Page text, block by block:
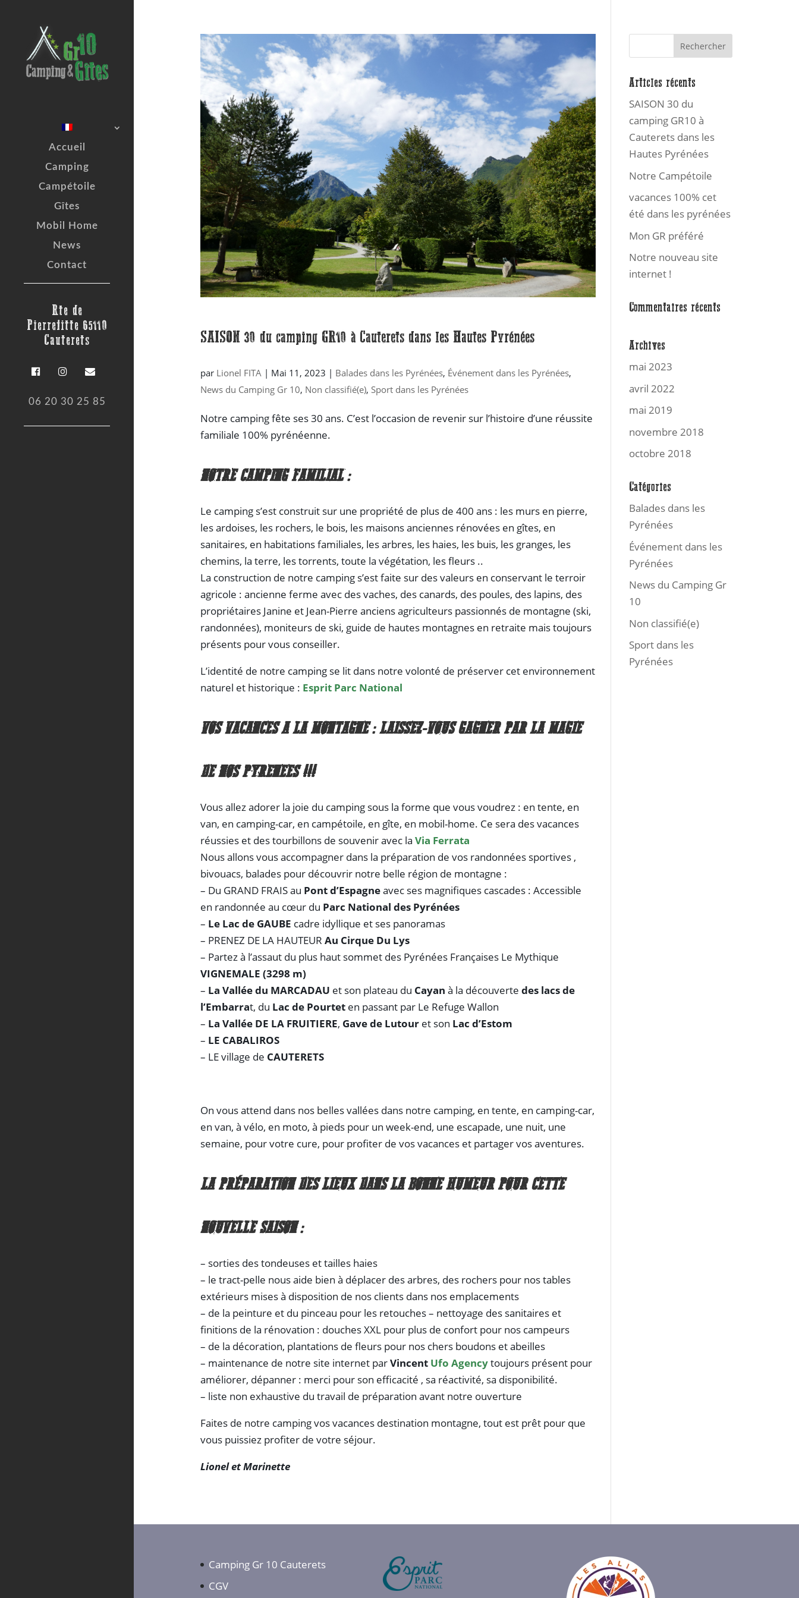
Accueil
Camping
Campétoile
Gîtes
Mobil Home
News
Contact
Rte de
Pierrefitte 65110
Cauterets
06 20 30 25 85
SAISON 30 du camping GR10 à Cauterets dans les Hautes Pyrénées
par Lionel FITA | Mai 11, 2023 | Balades dans les Pyrénées, Événement dans les Pyrénées,
News du Camping Gr 10, Non classifié(e), Sport dans les Pyrénées
Notre camping fête ses 30 ans. C’est l’occasion de revenir sur l’histoire d’une réussite
familiale 100% pyrénéenne.
NOTRE CAMPING FAMILIAL :
Le camping s’est construit sur une propriété de plus de 400 ans : les murs en pierre,
les ardoises, les rochers, le bois, les maisons anciennes rénovées en gîtes, en
sanitaires, en habitations familiales, les arbres, les haies, les buis, les granges, les
chemins, la terre, les torrents, toute la végétation, les fleurs ..
La construction de notre camping s’est faite sur des valeurs en conservant le terroir
agricole : ancienne ferme avec des vaches, des canards, des poules, des lapins, des
propriétaires Janine et Jean-Pierre anciens agriculteurs passionnés de montagne (ski,
randonnées), moniteurs de ski, guide de hautes montagnes en retraite mais toujours
présents pour vous conseiller.
L’identité de notre camping se lit dans notre volonté de préserver cet environnement
naturel et historique : Esprit Parc National
VOS VACANCES A LA MONTAGNE : LAISSEZ-VOUS GAGNER PAR LA MAGIE
DE NOS PYRENEES !!!
Vous allez adorer la joie du camping sous la forme que vous voudrez : en tente, en
van, en camping-car, en campétoile, en gîte, en mobil-home. Ce sera des vacances
réussies et des tourbillons de souvenir avec la Via Ferrata
Nous allons vous accompagner dans la préparation de vos randonnées sportives ,
bivouacs, balades pour découvrir notre belle région de montagne :
– Du GRAND FRAIS au Pont d’Espagneavec ses magnifiques cascades : Accessible
en randonnée au cœur du Parc National des Pyrénées
– Le Lac de GAUBE cadre idyllique et ses panoramas
– PRENEZ DE LA HAUTEUR Au Cirque Du Lys
– Partez à l’assaut du plus haut sommet des Pyrénées Françaises Le Mythique
VIGNEMALE (3298 m)
– La Vallée du MARCADAU et son plateau du Cayan à la découverte des lacs de
l’Embarrat, du Lac de Pourteten passant par Le Refuge Wallon
– La Vallée DE LA FRUITIERE, Gave de Lutouret son Lac d’Estom
– LE CABALIROS
– LE village de CAUTERETS
On vous attend dans nos belles vallées dans notre camping, en tente, en camping-car,
en van, à vélo, en moto, à pieds pour un week-end, une escapade, une nuit, une
semaine, pour votre cure, pour profiter de vos vacances et partager vos aventures.
LA PRÉPARATION DES LIEUX DANS LA BONNE HUMEUR POUR CETTE
NOUVELLE SAISON :
– sorties des tondeuses et tailles haies
– le tract-pelle nous aide bien à déplacer des arbres, des rochers pour nos tables
extérieurs mises à disposition de nos clients dans nos emplacements
– de la peinture et du pinceau pour les retouches – nettoyage des sanitaires et
finitions de la rénovation : douches XXL pour plus de confort pour nos campeurs
– de la décoration, plantations de fleurs pour nos chers boudons et abeilles
– maintenance de notre site internet parVincent Ufo Agencytoujours présent pour
améliorer, dépanner : merci pour son efficacité , sa réactivité, sa disponibilité.
– liste non exhaustive du travail de préparation avant notre ouverture
Faites de notre camping vos vacances destination montagne, tout est prêt pour que
vous puissiez profiter de votre séjour.
Lionel et Marinette
Articles récents
SAISON 30 du
camping GR10 à
Cauterets dans les
Hautes Pyrénées
Notre Campétoile
vacances 100% cet
été dans les pyrénées
Mon GR préféré
Notre nouveau site
internet !
Commentaires récents
Archives
mai 2023
avril 2022
mai 2019
novembre 2018
octobre 2018
Catégories
Balades dans les
Pyrénées
Événement dans les
Pyrénées
News du Camping Gr
10
Non classifié(e)
Sport dans les
Pyrénées
Camping Gr 10 Cauterets
CGV